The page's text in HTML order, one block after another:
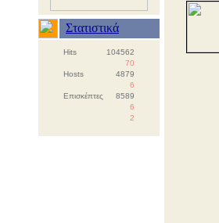
Στατιστικά
Hits
104562
70
Hosts
4879
6
Επισκέπτες
8589
6
2